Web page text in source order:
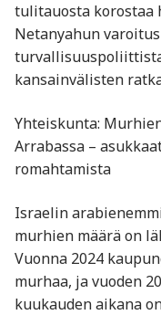
tulitauosta korostaa
Netanyahun
kansainvälisten
Yhteiskunta:
Arrabassa –
romahtamista
Israelin
murhien määrä on
Vuonna 2024
murhaa, ja vuoden
kuukauden aikana